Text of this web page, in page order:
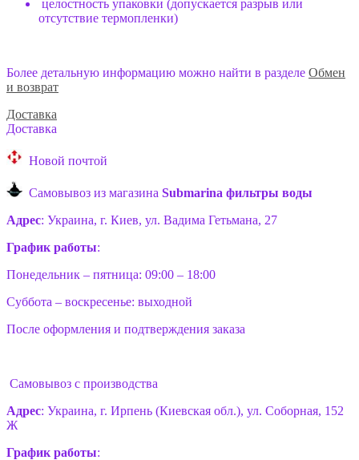
целостность упаковки (допускается разрыв или
отсутствие термопленки)
Более детальную информацию можно найти в разделе Обмен
и возврат
Доставка
Доставка
Новой почтой
Самовывоз из магазина Submarina фильтры воды
Адрес: Украина, г. Киев, ул. Вадима Гетьмана, 27
График работы:
Понедельник – пятница: 09:00 – 18:00
Суббота – воскресенье: выходной
После оформления и подтверждения заказа
Самовывоз с производства
Адрес: Украина, г. Ирпень (Киевская обл.), ул. Соборная, 152
Ж
График работы: